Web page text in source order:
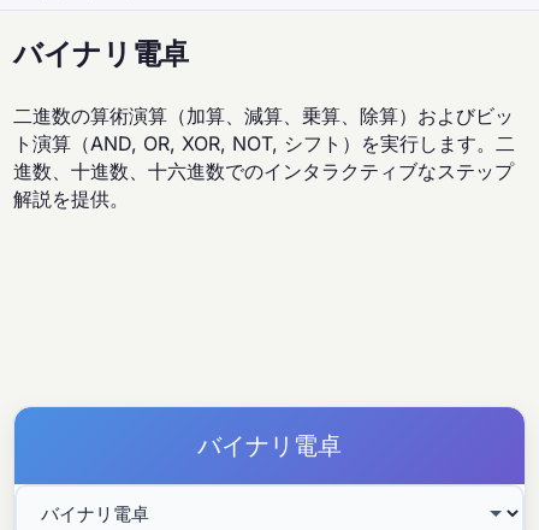
バイナリ電卓
二進数の算術演算（加算、減算、乗算、除算）およびビッ
ト演算（AND, OR, XOR, NOT, シフト）を実行します。二
進数、十進数、十六進数でのインタラクティブなステップ
解説を提供。
バイナリ電卓